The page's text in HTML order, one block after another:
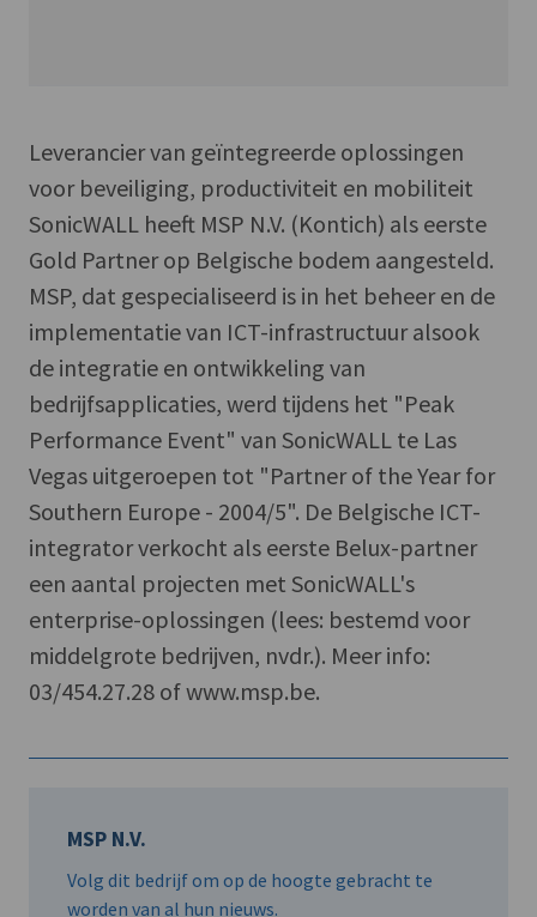
Leverancier van geïntegreerde oplossingen
voor beveiliging, productiviteit en mobiliteit
SonicWALL heeft MSP N.V. (Kontich) als eerste
Gold Partner op Belgische bodem aangesteld.
MSP, dat gespecialiseerd is in het beheer en de
implementatie van ICT-infrastructuur alsook
de integratie en ontwikkeling van
bedrijfsapplicaties, werd tijdens het "Peak
Performance Event" van SonicWALL te Las
Vegas uitgeroepen tot "Partner of the Year for
Southern Europe - 2004/5". De Belgische ICT-
integrator verkocht als eerste Belux-partner
een aantal projecten met SonicWALL's
enterprise-oplossingen (lees: bestemd voor
middelgrote bedrijven, nvdr.). Meer info:
03/454.27.28 of www.msp.be.
MSP N.V.
Volg dit bedrijf om op de hoogte gebracht te
worden van al hun nieuws.